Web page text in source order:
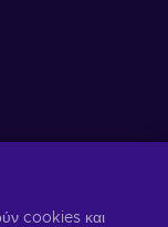
παιχνίδια
cookies και